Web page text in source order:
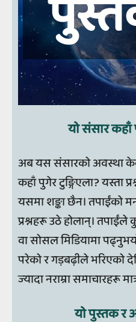
यो संसार कहाँ
अब यस संसारको अवस्था
कहाँ पुगेर टुङ्गिएला? यस्ता
यसमा शङ्का छैन। तपाईंको
प्रश्नहरू उठे होलान्। तपाईंले
वा सोसल मिडियामा
परेको र गड़बढ़ीले भरिएको
ज्यादा नराम्रा समाचारहरू
यो पुस्तक र